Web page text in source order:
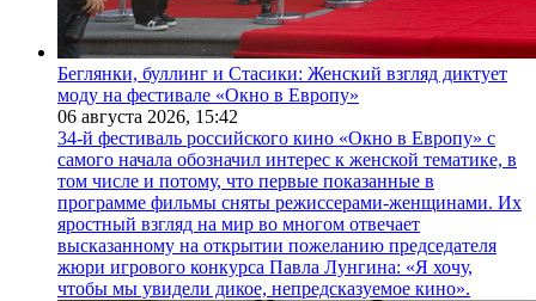
Беглянки, буллинг и Стасики: Женский взгляд диктует
моду на фестивале «Окно в Европу»
06 августа 2026, 15:42
34-й фестиваль российского кино «Окно в Европу» с
самого начала обозначил интерес к женской тематике, в
том числе и потому, что первые показанные в
программе фильмы сняты режиссерами-женщинами. Их
яростный взгляд на мир во многом отвечает
высказанному на открытии пожеланию председателя
жюри игрового конкурса Павла Лунгина: «Я хочу,
чтобы мы увидели дикое, непредсказуемое кино».